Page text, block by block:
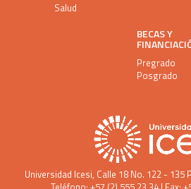
Salud
BECAS Y
Pregrado
Posgrado
Universidad Icesi, Calle 18 No. 122 - 135